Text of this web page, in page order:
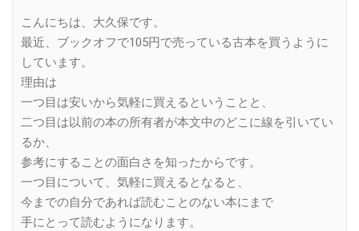
Link
こんにちは、大久保です。
最近、ブックオフで105円で売っている古本を買うように
しています。
理由は
一つ目は安いから気軽に買えるということと、
二つ目は以前の本の所有者が本文中のどこに線を引いてい
るか、
参考にすることの面白さを知ったからです。
一つ目について、気軽に買えるとなると、
今までの自分であれば読むことのない本にまで
手にとって読むようになります。